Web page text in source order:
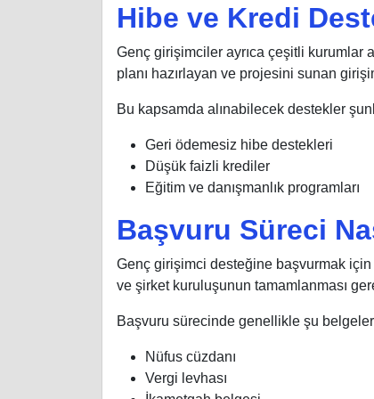
Hibe ve Kredi
Genç girişimciler ayrıca çeşitli kurumlar
planı hazırlayan ve projesini sunan
Bu kapsamda alınabilecek destekler
Geri ödemesiz hibe destekleri
Düşük faizli krediler
Eğitim ve danışmanlık programları
Başvuru Süreci
Genç girişimci desteğine başvurmak
ve şirket kuruluşunun tamamlanması
Başvuru sürecinde genellikle şu
Nüfus cüzdanı
Vergi levhası